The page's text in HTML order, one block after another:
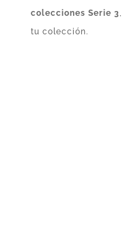
colecciones Serie 3
tu colección.